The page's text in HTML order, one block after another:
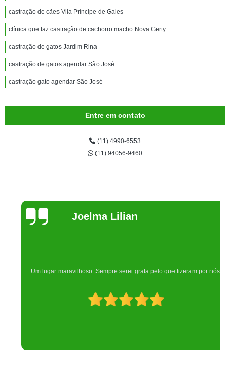
castração de cães Vila Príncipe de Gales
clínica que faz castração de cachorro macho Nova Gerty
castração de gatos Jardim Rina
castração de gatos agendar São José
castração gato agendar São José
Entre em contato
(11) 4990-6553
(11) 94056-9460
Joelma Lilian
Um lugar maravilhoso. Sempre serei grata pelo que fizeram por nós!